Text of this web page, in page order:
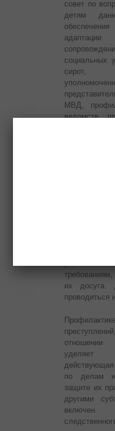
совет по
детям
адаптации
социальных
сирот,
МВД,
ведомств,
их досуга.
проводиться
отношении
уделяет
действующая
по делам
защите их
другими
включен